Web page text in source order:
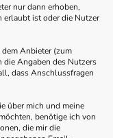
nur dann erhoben,
erlaubt ist oder die Nutzer
Anbieter (zum
Angaben des Nutzers
dass Anschlussfragen
über mich und meine
benötige ich von
die mir die